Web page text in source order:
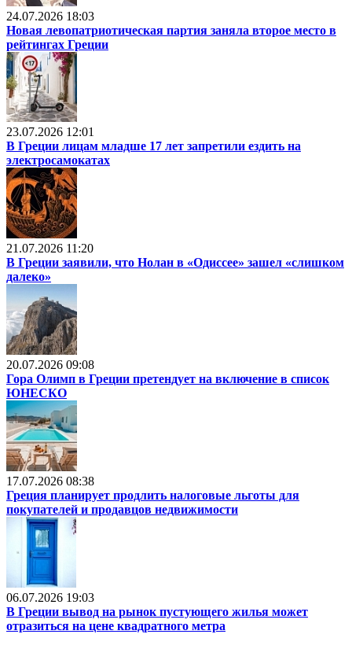
24.07.2026 18:03
Новая левопатриотическая партия заняла второе место в
рейтингах Греции
23.07.2026 12:01
В Греции лицам младше 17 лет запретили ездить на
электросамокатах
21.07.2026 11:20
В Греции заявили, что Нолан в «Одиссее» зашел «слишком
далеко»
20.07.2026 09:08
Гора Олимп в Греции претендует на включение в список
ЮНЕСКО
17.07.2026 08:38
Греция планирует продлить налоговые льготы для
покупателей и продавцов недвижимости
06.07.2026 19:03
В Греции вывод на рынок пустующего жилья может
отразиться на цене квадратного метра